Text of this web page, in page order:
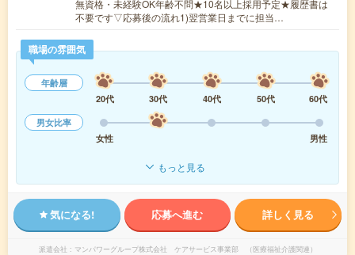
無資格・未経験OK年齢不問★10名以上採用予定★履歴書は
不要です▽応募後の流れ1)翌営業日までに担当…
職場の雰囲気
年齢層
20代
30代 40代 50代
60代
男女比率
女性
男性
もっと見る
気になる! 応募へ進む 詳しく見る
派遣会社 マンパワーグループ株式会社 ケアサービス事業部 （医療福祉介護関連）